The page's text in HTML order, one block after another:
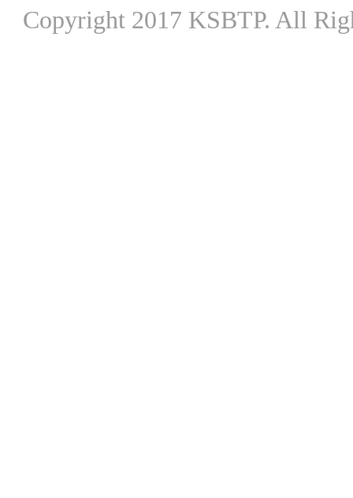
Copyright 2017 KSBTP. All